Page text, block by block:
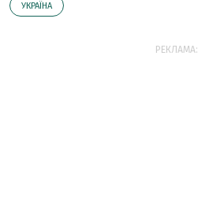
УКРАЇНА
РЕКЛАМА: